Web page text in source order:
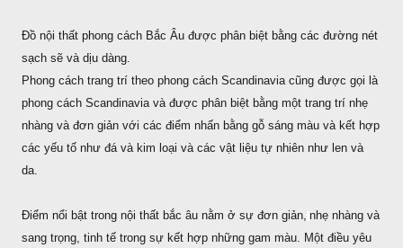
Đồ nội thất phong cách Bắc Âu được phân biệt bằng các đường nét
sạch sẽ và dịu dàng.
Phong cách trang trí theo phong cách Scandinavia cũng được gọi là
phong cách Scandinavia và được phân biệt bằng một trang trí nhẹ
nhàng và đơn giản với các điểm nhấn bằng gỗ sáng màu và kết hợp
các yếu tố như đá và kim loại và các vật liệu tự nhiên như len và
da.
Điểm nổi bật trong nội thất bắc âu nằm ở sự đơn giản, nhẹ nhàng và
sang trọng, tinh tế trong sự kết hợp những gam màu. Một điều yêu